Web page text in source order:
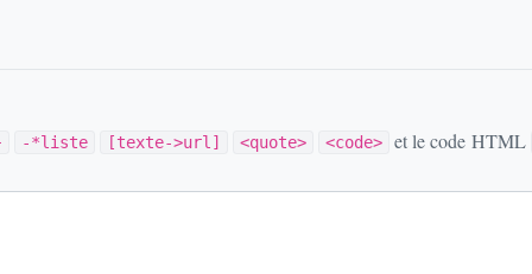
-*liste [texte->url] <quote> <code>
et le code HTML